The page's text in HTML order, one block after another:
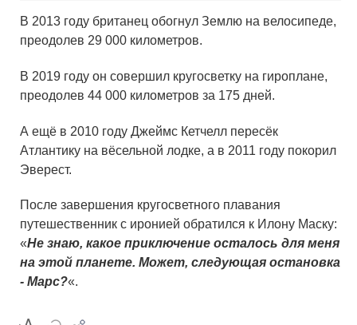
В 2013 году британец обогнул Землю на велосипеде,
преодолев 29 000 километров.
В 2019 году он совершил кругосветку на гироплане,
преодолев 44 000 километров за 175 дней.
А ещё в 2010 году Джеймс Кетчелл пересёк
Атлантику на вёсельной лодке, а в 2011 году покорил
Эверест.
После завершения кругосветного плавания
путешественник с иронией обратился к Илону Маску:
«Не знаю, какое приключение осталось для меня
на этой планете. Может, следующая остановка
- Марс?«.